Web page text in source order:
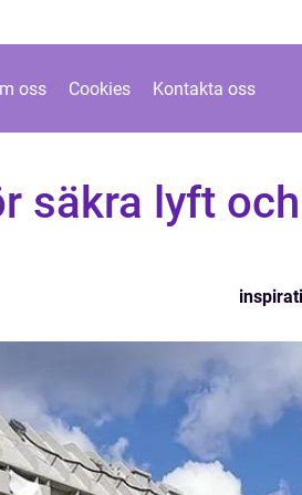
oss Cookies Kontakta oss
säkra lyft och